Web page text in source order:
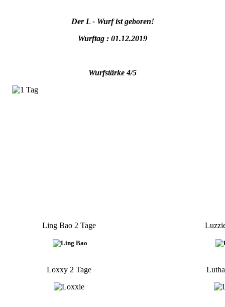
Der L - Wurf ist geboren!
Wurftag : 01.12.2019
Wurfstärke 4/5
Ling Bao 2 Tage
Loxxy 2 Tage